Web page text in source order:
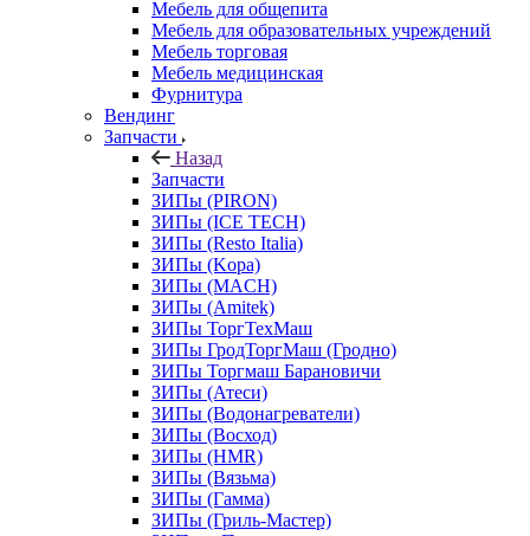
Мебель для общепита
Мебель для образовательных учреждений
Мебель торговая
Мебель медицинская
Фурнитура
Вендинг
Запчасти
Назад
Запчасти
ЗИПы (PIRON)
ЗИПы (ICE TECH)
ЗИПы (Resto Italia)
ЗИПы (Kopa)
ЗИПы (MACH)
ЗИПы (Amitek)
ЗИПы ТоргТехМаш
ЗИПы ГродТоргМаш (Гродно)
ЗИПы Торгмаш Барановичи
ЗИПы (Атеси)
ЗИПы (Водонагреватели)
ЗИПы (Восход)
ЗИПы (HMR)
ЗИПы (Вязьма)
ЗИПы (Гамма)
ЗИПы (Гриль-Мастер)